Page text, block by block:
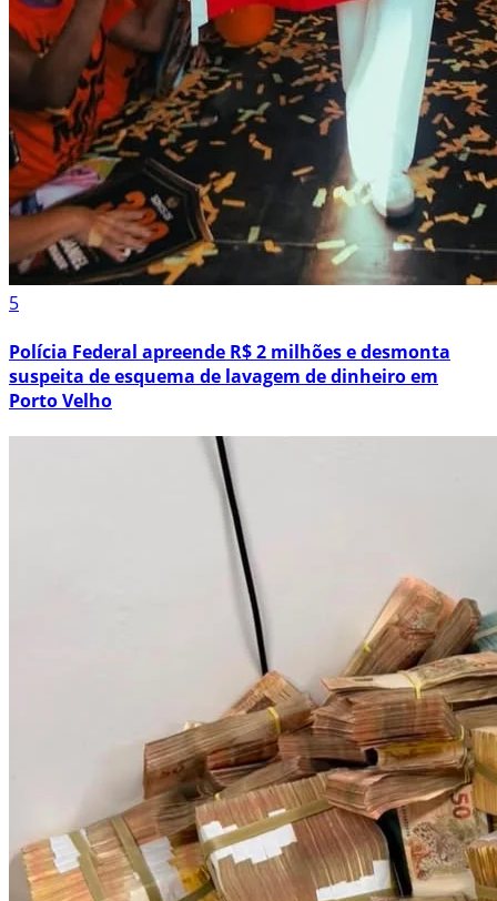
5
Polícia Federal apreende R$ 2 milhões e desmonta
suspeita de esquema de lavagem de dinheiro em
Porto Velho